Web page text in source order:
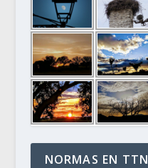
NORMAS EN TTN